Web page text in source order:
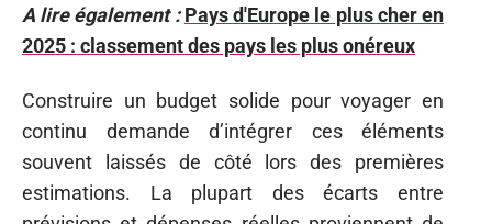
A lire également : Pays d'Europe le plus cher en
2025 : classement des pays les plus onéreux
Construire un budget solide pour voyager en
continu demande d’intégrer ces éléments
souvent laissés de côté lors des premières
estimations. La plupart des écarts entre